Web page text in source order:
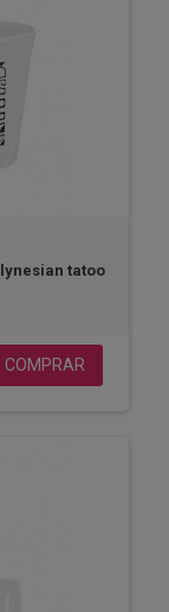
tatoo
COMPRAR